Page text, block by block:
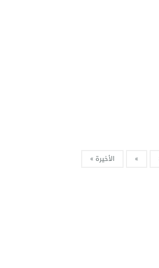
» الأخيرة »